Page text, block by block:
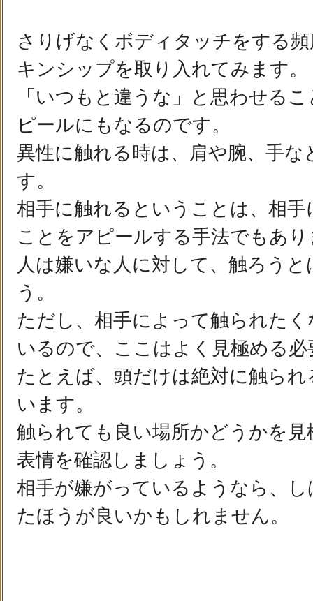
さりげなくボディタッチをする
キンシップを取り入れてみます。
「いつもと違うな」と思わせる
ピールにもなるのです。
異性に触れる時は、肩や腕、手な
す。
相手に触れるということは、相
ことをアピールする手法でもあ
人は嫌いな人に対して、触ろう
う。
ただし、相手によって触られた
いるので、ここはよく見極める
たとえば、頭だけは絶対に触ら
います。
触られても良い場所かどうかを
表情を確認しましょう。
相手が嫌がっているようなら、
たほうが良いかもしれません。